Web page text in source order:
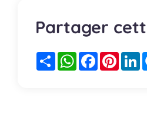
Partager
PartagerWhatsApp
Facebook